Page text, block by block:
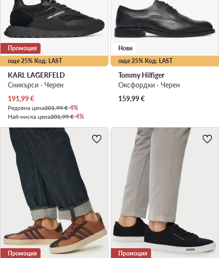
още 25% Код: LAST
Промоция
KARL LAGERFELD
Сникърси · Черен
Актуална цена
191,99€
Редовна цена201,99 €-4%
Най-ниска цена201,99 €-4%
още 25% Код: LAST
Нови
Tommy Hilfiger
Оксфордки · Черен
159,99€
Промоция Промоция